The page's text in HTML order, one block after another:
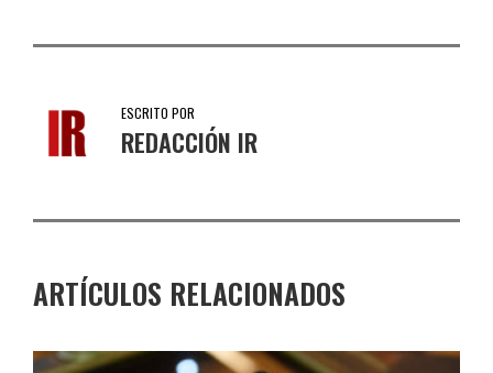
ESCRITO POR
REDACCIÓN IR
ARTÍCULOS RELACIONADOS